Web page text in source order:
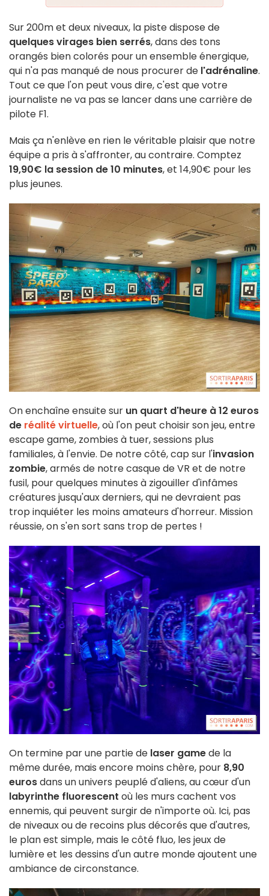
Sur 200m et deux niveaux, la piste dispose de
quelques virages bien serrés, dans des tons
orangés bien colorés pour un ensemble énergique,
qui n'a pas manqué de nous procurer de l'adrénaline.
Tout ce que l'on peut vous dire, c'est que votre
journaliste ne va pas se lancer dans une carrière de
pilote F1.
Mais ça n'enlève en rien le véritable plaisir que notre
équipe a pris à s'affronter, au contraire. Comptez
19,90€ la session de 10 minutes, et 14,90€ pour les
plus jeunes.
On enchaîne ensuite sur un quart d'heure à 12 euros
de réalité virtuelle, où l'on peut choisir son jeu, entre
escape game, zombies à tuer, sessions plus
familiales, à l'envie. De notre côté, cap sur l'invasion
zombie, armés de notre casque de VR et de notre
fusil, pour quelques minutes à zigouiller d'infâmes
créatures jusqu'aux derniers, qui ne devraient pas
trop inquiéter les moins amateurs d'horreur. Mission
réussie, on s'en sort sans trop de pertes !
On termine par une partie de laser gamede la
même durée, mais encore moins chère, pour 8,90
eurosdans un univers peuplé d'aliens, au cœur d'un
labyrinthe fluorescent où les murs cachent vos
ennemis, qui peuvent surgir de n'importe où. Ici, pas
de niveaux ou de recoins plus décorés que d'autres,
le plan est simple, mais le côté fluo, les jeux de
lumière et les dessins d'un autre monde ajoutent une
ambiance de circonstance.